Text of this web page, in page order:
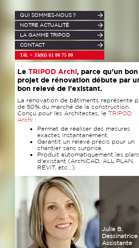
QUI SOMMES-NOUS ?
NOTRE ACTUALITÉ
LA GAMME TRIPOD
CONTACT
Tél. + 33(0)5 61 00 75 00
Le TRIPOD Archi, parce qu'un bon
projet de rénovation débute par
bon relevé de l'existant.
La rénovation de bâtiments représente
de 50% du marché de la construction.
Conçu pour les Architectes, le TRIPOD
Archi :
Permet de réaliser des mesures
exactes instantanément,
Garantit un relevé précis pour un
chantier sans surprise,
Produit automatiquement les
d'existant (ArchiCAD, ALL PLAN,
REVIT, etc...).
Julie B.
Dessinatrice
Assistante